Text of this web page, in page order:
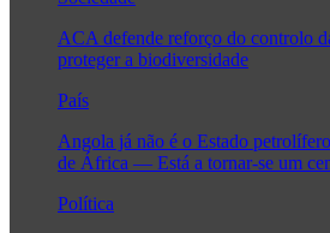
ACA defende reforço do controlo
proteger a biodiversidade
País
Angola já não é o Estado
de África — Está a tornar-se um
Política